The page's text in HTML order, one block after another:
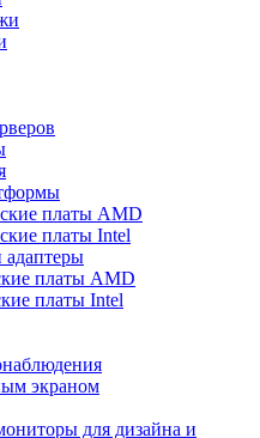
платы AMD
платы Intel
платы AMD
платы Intel
экраном
для дизайна и